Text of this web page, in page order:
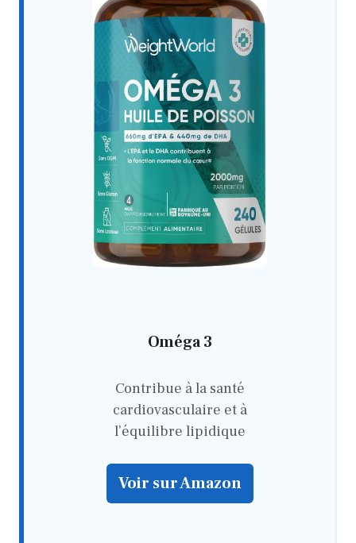
Oméga 3
Contribue à la santé
cardiovasculaire et à
l’équilibre lipidique
Voir sur Amazon